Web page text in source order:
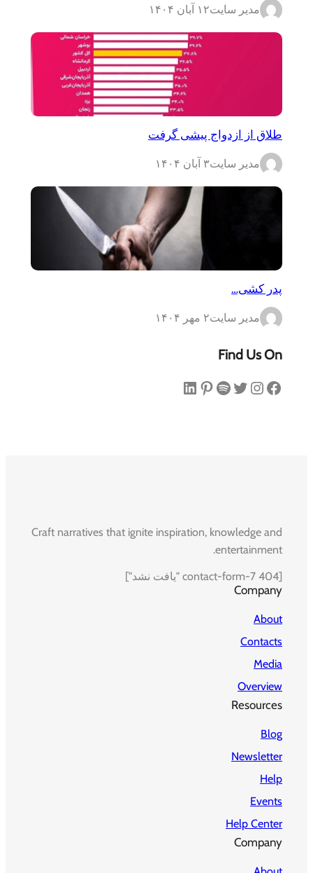
مدیر سایت۱۲ آبان ۱۴۰۴
طلاق از ازدواج پیشی گرفت
مدیر سایت۳ آبان ۱۴۰۴
پدر کشی…
مدیر سایت۲ مهر ۱۴۰۴
Find Us On
فیس‌بوک اینستاگرم توییتر اسپاتیفای پینترست لینکداین
Craft narratives that ignite inspiration, knowledge and
entertainment.
[contact-form-7 404 "یافت نشد"]
Company
About
Contacts
Media
Overview
Resources
Blog
Newsletter
Help
Events
Help Center
Company